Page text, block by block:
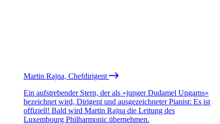
Martin Rajna, Chefdirigent
Ein aufstrebender Stern, der als «junger Dudamel Ungarns»
bezeichnet wird, Dirigent und ausgezeichneter Pianist: Es ist
offiziell! Bald wird Martin Rajna die Leitung des
Luxembourg Philharmonic übernehmen.